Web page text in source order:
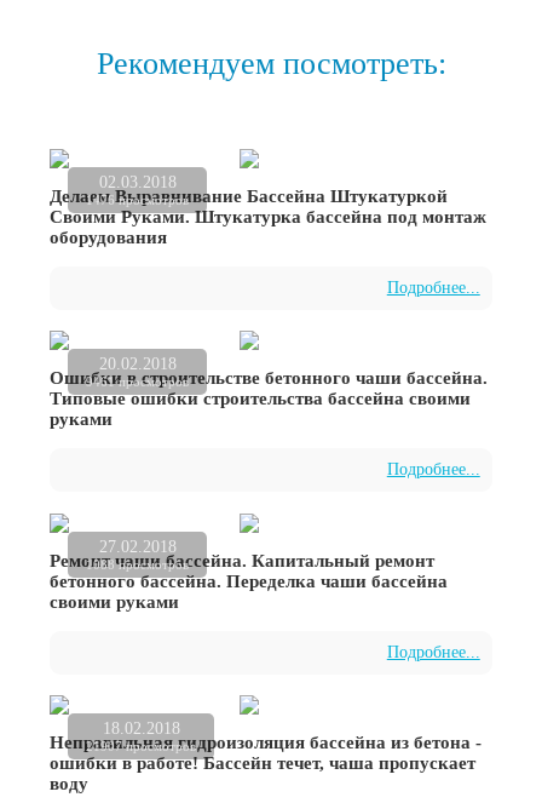
Рекомендуем посмотреть:
02.03.2018
1476 просмотров
Делаем Выравнивание Бассейна Штукатуркой
Своими Руками. Штукатурка бассейна под монтаж
оборудования
Подробнее...
20.02.2018
9461 просмотров
Ошибки в строительстве бетонного чаши бассейна.
Типовые ошибки строительства бассейна своими
руками
Подробнее...
27.02.2018
1088 просмотров
Ремонт чаши бассейна. Капитальный ремонт
бетонного бассейна. Переделка чаши бассейна
своими руками
Подробнее...
18.02.2018
21907 просмотров
Неправильная гидроизоляция бассейна из бетона -
ошибки в работе! Бассейн течет, чаша пропускает
воду